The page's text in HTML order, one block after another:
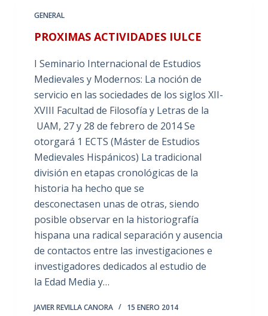
GENERAL
PROXIMAS ACTIVIDADES IULCE
I Seminario Internacional de Estudios
Medievales y Modernos: La noción de
servicio en las sociedades de los siglos XII-
XVIII Facultad de Filosofía y Letras de la
UAM, 27 y 28 de febrero de 2014 Se
otorgará 1 ECTS (Máster de Estudios
Medievales Hispánicos) La tradicional
división en etapas cronológicas de la
historia ha hecho que se
desconectasen unas de otras, siendo
posible observar en la historiografía
hispana una radical separación y ausencia
de contactos entre las investigaciones e
investigadores dedicados al estudio de
la Edad Media y…
JAVIER REVILLA CANORA 15 ENERO 2014